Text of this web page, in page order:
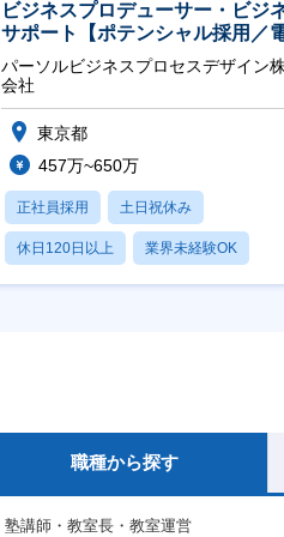
ビジネスプロデューサー・ビジ
サポート【ポテンシャル採用／
力・ガス等の民間向けプロジェ
推進】
パーソルビジネスプロセスデザイン
会社
東京都
457万~650万
正社員採用 土日祝休み
休日120日以上 業界未経験OK
産休・育休あり
職種から探す
塾講師・教室長・教室運営